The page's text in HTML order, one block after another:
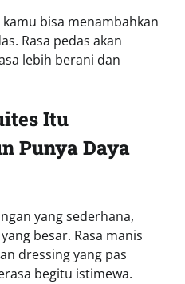
kamu bisa menambahkan
Rasa pedas akan
lebih berani dan
Itu
Punya Daya
yang sederhana,
besar. Rasa manis
dressing yang pas
begitu istimewa.